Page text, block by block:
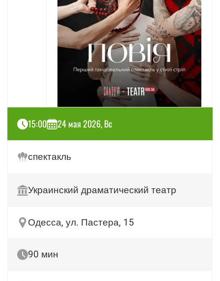
15:00 24 мая 2026, Вс
спектакль
Украинский драматический театр
Одесса, ул. Пастера, 15
90 мин